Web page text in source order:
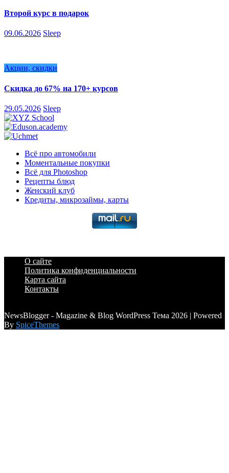
Второй курс в подарок
09.06.2026 Sleep
Акции, скидки
Скидка до 67% на 170+ курсов
29.05.2026 Sleep
Всё про автомобили
Моментальные покупки
Всё для Photoshop
Рецепты блюд
Женский клуб
Кредиты, микрозаймы, карты
О сайте
Политика конфиденциальности
Карта сайта
Контакты
NewsBlogger - Magazine & Blog WordPress Тема 2026 | Powered
By SpiceThemes